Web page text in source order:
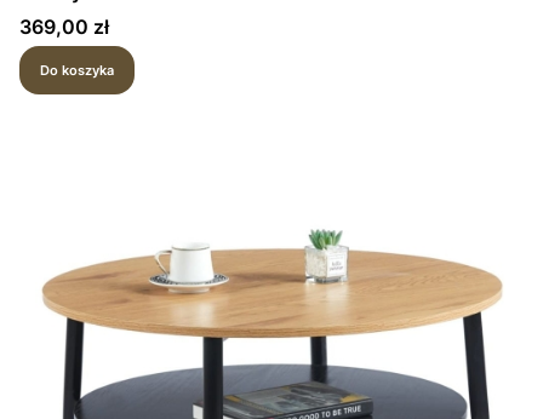
Cena
369,00 zł
Do koszyka